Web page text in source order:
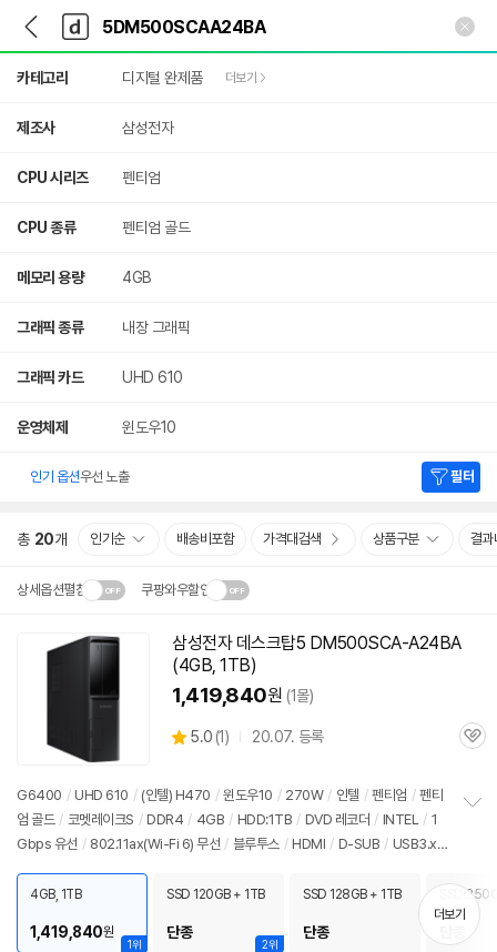
다
나
와
가
기
다
와
메
인
카테고리 디지털 완제품 더보기
제조사 삼성전자
CPU 시리즈 펜티엄
CPU 종류 펜티엄 골드
메모리 용량 4GB
그래픽 종류 내장 그래픽
그래픽 카드 UHD 610
운영체제 윈도우10
인기 옵션우선 노출 필터
총 20개 인기순 배송비포함 가격대검색 상품구분 결과
상세옵션펼침 쿠팡와우할인
설치 환경·지역에 따라
배송·설치비가 달라집니다.닫
기
삼성전자 데스크탑5 DM500SCA-A24BA
(4GB, 1TB)
1,419,840원 (1몰)
별
5.0 (상
1) 20.07. 등록
관
G6400 / UHD 610 / (인텔) H470 / 윈도우10 / 270W / 인텔 / 펜티엄 / 펜티
엄 골드 / 코멧레이크S / DDR4 / 4GB / HDD:1TB / DVD 레코더 / INTEL / 1
Gbps 유선 / 802.11ax(Wi-Fi 6) 무선 / 블루투스 / HDMI / D-SUB / USB3.x
치
기
1위
4GB, 1TB
1,419,840원
2위
SSD 120GB + 1TB
단종
SSD 128GB + 1TB
단종
SSD
더보기